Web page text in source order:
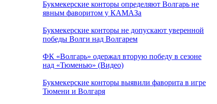
Букмекерские конторы определяют Волгарь не
явным фаворитом у КАМАЗа
Букмекерские конторы не допускают уверенной
победы Волги над Волгарем
ФК «Волгарь» одержал вторую победу в сезоне
над «Тюменью» (Видео)
Букмекерские конторы выявили фаворита в игре
Тюмени и Волгаря